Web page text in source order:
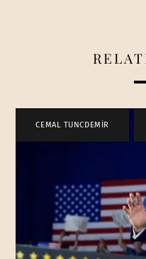
CEMAL TUNCDEMİR